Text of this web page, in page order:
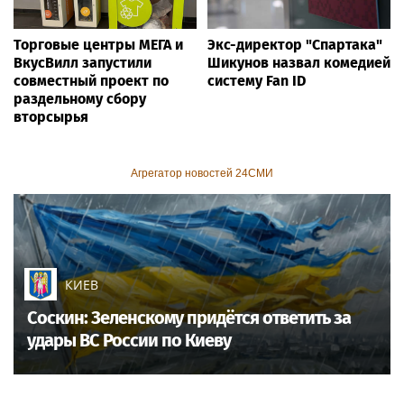
Торговые центры МЕГА и
ВкусВилл запустили
совместный проект по
раздельному сбору
вторсырья
Экс-директор "Спартака"
Шикунов назвал комедией
систему Fan ID
Агрегатор новостей 24СМИ
КИЕВ
Соскин: Зеленскому придётся ответить за
удары ВС России по Киеву